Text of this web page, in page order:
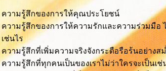
ความรู้สึกของการให้คุณประโยชน์
ความรู้สึกของการให้ความรักและความร่วมมือ
เช่นไร
ความรู้สึกที่เพิ่มความจริงจังกระตือรือร้นอย่างส
ความรู้สึกที่ทุกคนเป็นของเราไม่ว่าใครจะเป็นเช่